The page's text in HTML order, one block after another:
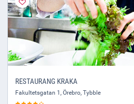
RESTAURANG KRAKA
Fakultetsgatan 1 , Örebro, Tybble